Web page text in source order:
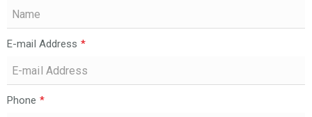
E-mail Address *
Phone *